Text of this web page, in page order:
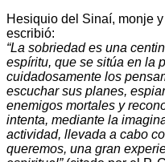
Hesiquio del Sinaí, monje
escribió:
“La sobriedad es una
espíritu, que se sitúa en la
cuidadosamente los
escuchar sus planes,
enemigos mortales y
intenta, mediante la
actividad, llevada a cabo
queremos, una gran